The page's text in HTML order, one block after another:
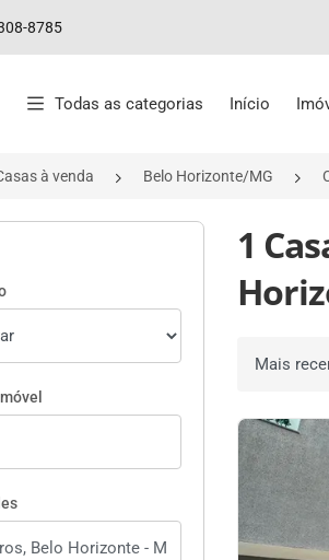
8785
Todas as categorias Início
à venda Belo Horizonte/MG
1
Ordenar por